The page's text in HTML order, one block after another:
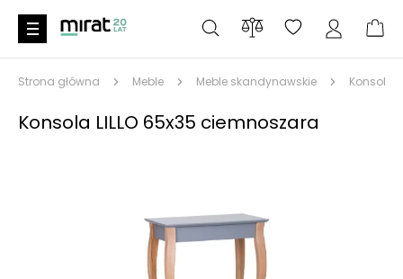
Strona główna Meble Meble skandynawskie Konsola
Konsola LILLO 65x35 ciemnoszara